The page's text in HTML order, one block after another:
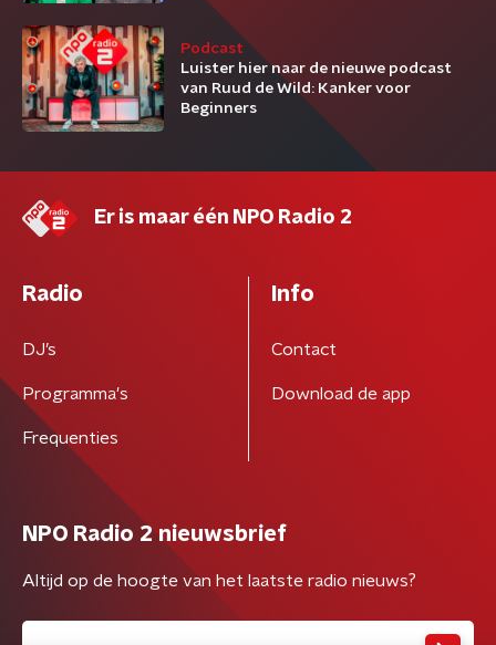
Podcast
Luister hier naar de nieuwe podcast
van Ruud de Wild: Kanker voor
Beginners
Er is maar één NPO Radio 2
Radio
DJ’s
Programma's
Frequenties
Info
Contact
Download de app
NPO Radio 2 nieuwsbrief
Altijd op de hoogte van het laatste radio nieuws?